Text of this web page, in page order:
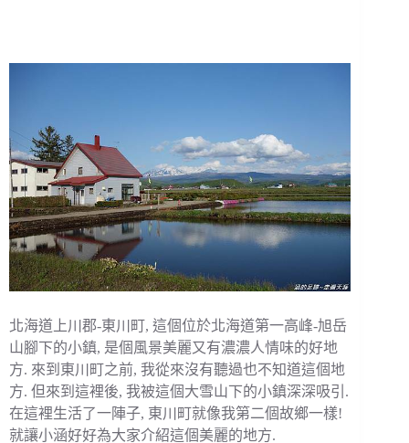
北海道上川郡-東川町, 這個位於北海道第一高峰-旭岳
山腳下的小鎮, 是個風景美麗又有濃濃人情味的好地
方. 來到東川町之前, 我從來沒有聽過也不知道這個地
方. 但來到這裡後, 我被這個大雪山下的小鎮深深吸引.
在這裡生活了一陣子, 東川町就像我第二個故鄉一樣!
就讓小涵好好為大家介紹這個美麗的地方.